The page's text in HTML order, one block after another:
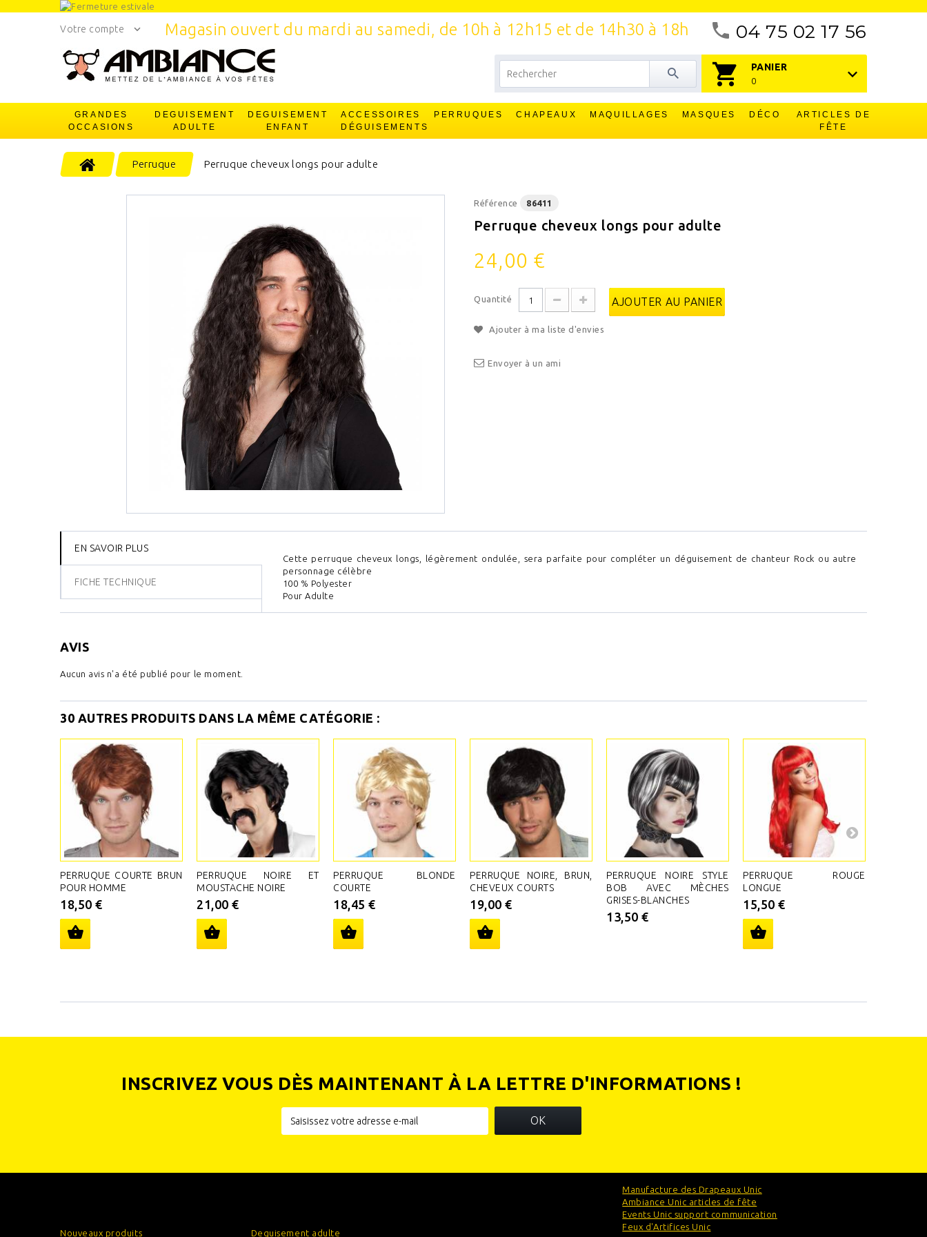
04 75 02 17 56
Votre compte Magasin ouvert du mardi au samedi, de 10h à 12h15 et de 14h30 à 18h
PANIER
0
GRANDES
OCCASIONS
DEGUISEMENT
ADULTE
DEGUISEMENT
ENFANT
ACCESSOIRES
DÉGUISEMENTS
PERRUQUES CHAPEAUX MAQUILLAGES MASQUES DÉCO
ARTICLES DE
FÊTE
Perruque Perruque cheveux longs pour adulte
Référence 86411
Perruque cheveux longs pour adulte
24,00 €
Quantité AJOUTER AU PANIER
Ajouter à ma liste d'envies
Envoyer à un ami
EN SAVOIR PLUS
FICHE TECHNIQUE
Cette perruque cheveux longs, légèrement ondulée, sera parfaite pour compléter un déguisement de chanteur Rock ou autre
personnage célèbre
100 % Polyester
Pour Adulte
AVIS
Aucun avis n'a été publié pour le moment.
30 AUTRES PRODUITS DANS LA MÊME CATÉGORIE :
PERRUQUE COURTE BRUN
POUR HOMME
18,50 €
PERRUQUE NOIRE ET
MOUSTACHE NOIRE
21,00 €
PERRUQUE BLONDE
COURTE
18,45 €
PERRUQUE NOIRE, BRUN,
CHEVEUX COURTS
19,00 €
PERRUQUE NOIRE STYLE
BOB AVEC MÈCHES
GRISES-BLANCHES
13,50 €
PERRUQUE ROUGE
LONGUE
15,50 €
INSCRIVEZ VOUS DÈS MAINTENANT À LA LETTRE D'INFORMATIONS !
OK
Nouveaux produits Deguisement adulte
Manufacture des Drapeaux Unic
Ambiance Unic articles de fête
Events Unic support communication
Feux d'Artifices Unic